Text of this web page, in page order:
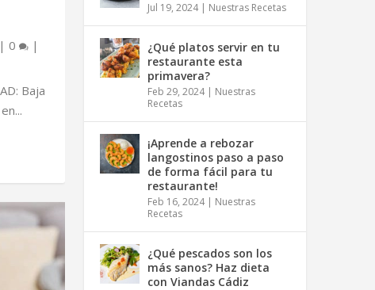
| 0 |
Baja
Jul 19, 2024| Nuestras Recetas
¿Qué platos servir en tu
restaurante esta
primavera?
Feb 29, 2024| Nuestras
Recetas
¡Aprende a rebozar
langostinos paso a paso
de forma fácil para tu
restaurante!
Feb 16, 2024| Nuestras
Recetas
¿Qué pescados son los
más sanos? Haz dieta
con Viandas Cádiz